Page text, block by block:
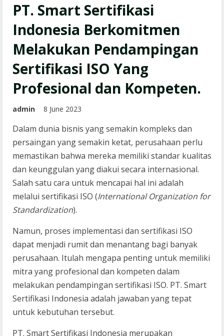
PT. Smart Sertifikasi
Indonesia Berkomitmen
Melakukan Pendampingan
Sertifikasi ISO Yang
Profesional dan Kompeten.
admin 8 June 2023
Dalam dunia bisnis yang semakin kompleks dan
persaingan yang semakin ketat, perusahaan perlu
memastikan bahwa mereka memiliki standar kualitas
dan keunggulan yang diakui secara internasional.
Salah satu cara untuk mencapai hal ini adalah
melalui sertifikasi ISO (International Organization for
Standardization).
Namun, proses implementasi dan sertifikasi ISO
dapat menjadi rumit dan menantang bagi banyak
perusahaan. Itulah mengapa penting untuk memiliki
mitra yang profesional dan kompeten dalam
melakukan pendampingan sertifikasi ISO. PT. Smart
Sertifikasi Indonesia adalah jawaban yang tepat
untuk kebutuhan tersebut.
PT. Smart Sertifikasi Indonesia merupakan